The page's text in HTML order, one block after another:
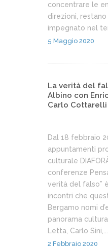
concentrare le
direzioni,
impegnato nel
5 Maggio 2020
La verità del
Albino con
Carlo
Dal 18 febbraio
appuntamenti
culturale
conferenze
verità del falso”
incontri che
Bergamo nomi
panorama
Letta, Carlo Sini,......
2 Febbraio 2020